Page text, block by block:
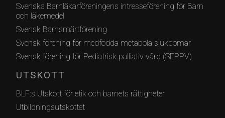
Svenska Barnläkarföreningens intresseförening för Barn
och läkemedel
Svensk Barnsmärtförening
Svensk förening för medfödda metabola sjukdomar
Svensk förening för Pediatrisk palliativ vård (SFPPV)
UTSKOTT
BLF:s Utskott för etik och barnets rättigheter
Utbildningsutskottet